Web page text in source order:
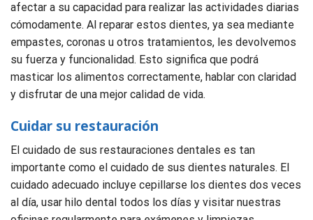
afectar a su capacidad para realizar las actividades diarias
cómodamente. Al reparar estos dientes, ya sea mediante
empastes, coronas u otros tratamientos, les devolvemos
su fuerza y funcionalidad. Esto significa que podrá
masticar los alimentos correctamente, hablar con claridad
y disfrutar de una mejor calidad de vida.
Cuidar su restauración
El cuidado de sus restauraciones dentales es tan
importante como el cuidado de sus dientes naturales. El
cuidado adecuado incluye cepillarse los dientes dos veces
al día, usar hilo dental todos los días y visitar nuestras